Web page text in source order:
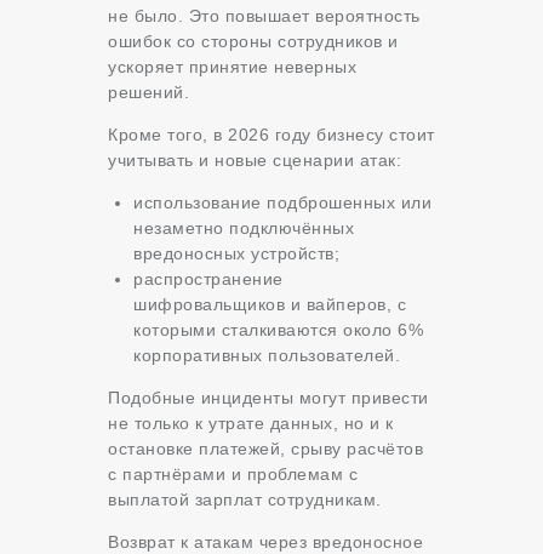
не было. Это повышает вероятность
ошибок со стороны сотрудников и
ускоряет принятие неверных
решений.
Кроме того, в 2026 году бизнесу стоит
учитывать и новые сценарии атак:
использование подброшенных или
незаметно подключённых
вредоносных устройств;
распространение
шифровальщиков и вайперов, с
которыми сталкиваются около 6%
корпоративных пользователей.
Подобные инциденты могут привести
не только к утрате данных, но и к
остановке платежей, срыву расчётов
с партнёрами и проблемам с
выплатой зарплат сотрудникам.
Возврат к атакам через вредоносное